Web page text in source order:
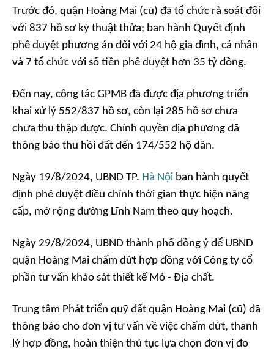
Trước đó, quận Hoàng Mai (cũ) đã tổ chức rà soát đối
với 837 hồ sơ kỹ thuật thửa; ban hành Quyết định
phê duyệt phương án đối với 24 hộ gia đình, cá nhân
và 7 tổ chức với số tiền phê duyệt hơn 35 tỷ đồng.
Đến nay, công tác GPMB đã được địa phương triển
khai xử lý 552/837 hồ sơ, còn lại 285 hồ sơ chưa
chưa thu thập được. Chính quyền địa phương đã
thông báo thu hồi đất đến 174/552 hộ dân.
Ngày 19/8/2024, UBND TP. Hà Nội ban hành quyết
định phê duyệt điều chỉnh thời gian thực hiện nâng
cấp, mở rộng đường Lĩnh Nam theo quy hoạch.
Ngày 29/8/2024, UBND thành phố đồng ý để UBND
quận Hoàng Mai chấm dứt hợp đồng với Công ty cổ
phần tư vấn khảo sát thiết kế Mỏ - Địa chất.
Trung tâm Phát triển quỹ đất quận Hoàng Mai (cũ) đã
thông báo cho đơn vị tư vấn về việc chấm dứt, thanh
lý hợp đồng, hoàn thiện thủ tục lựa chọn đơn vị đo